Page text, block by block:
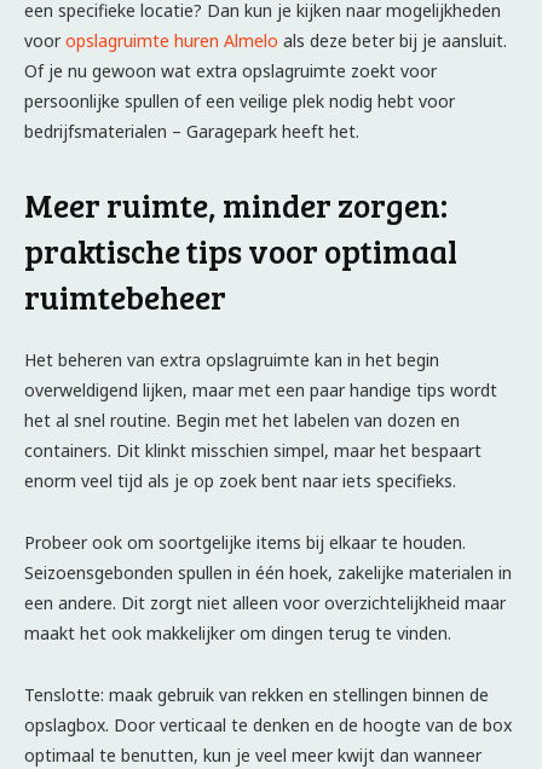
een specifieke locatie? Dan kun je kijken naar mogelijkheden
vooropslagruimte huren Almelo als deze beter bij je aansluit.
Of je nu gewoon wat extra opslagruimte zoekt voor
persoonlijke spullen of een veilige plek nodig hebt voor
bedrijfsmaterialen – Garagepark heeft het.
Meer ruimte, minder zorgen:
praktische tips voor optimaal
ruimtebeheer
Het beheren van extra opslagruimte kan in het begin
overweldigend lijken, maar met een paar handige tips wordt
het al snel routine. Begin met het labelen van dozen en
containers. Dit klinkt misschien simpel, maar het bespaart
enorm veel tijd als je op zoek bent naar iets specifieks.
Probeer ook om soortgelijke items bij elkaar te houden.
Seizoensgebonden spullen in één hoek, zakelijke materialen in
een andere. Dit zorgt niet alleen voor overzichtelijkheid maar
maakt het ook makkelijker om dingen terug te vinden.
Tenslotte: maak gebruik van rekken en stellingen binnen de
opslagbox. Door verticaal te denken en de hoogte van de box
optimaal te benutten, kun je veel meer kwijt dan wanneer